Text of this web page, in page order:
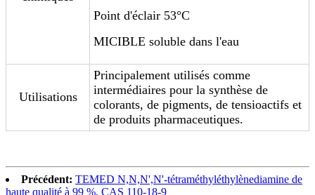
Point d'éclair 53°C
MICIBLE soluble dans l'eau
Utilisations
Principalement utilisés comme
intermédiaires pour la synthèse de
colorants, de pigments, de tensioactifs et
de produits pharmaceutiques.
Précédent: TEMED N,N,N',N'-tétraméthyléthylènediamine de
haute qualité à 99 %, CAS 110-18-9